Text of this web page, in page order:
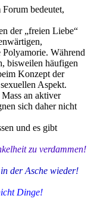
bedeutet,
der „freien Liebe“
Während
bisweilen häufigen
Konzept der
Aspekt.
an aktiver
sich daher nicht
und es gibt
zu verdammen!
der Asche wieder!
Dinge!